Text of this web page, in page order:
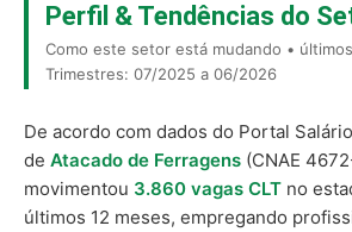
Perfil & Tendências do
Como este setor está mudando •
Trimestres: 07/2025 a 06/2026
De acordo com dados do Portal
de Atacado de Ferragens (CNAE
movimentou 3.860 vagas CLT no
últimos 12 meses, empregando